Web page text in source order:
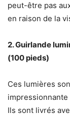
peut-être pas
en raison de la
2. Guirlande
(100 pieds)
Ces lumières
Ils sont livrés